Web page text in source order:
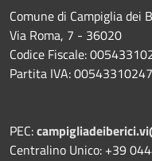
Comune di Campiglia dei
Via Roma, 7 - 36020
Codice Fiscale:
Partita IVA: 00543310247
PEC:
Centralino Unico: +39